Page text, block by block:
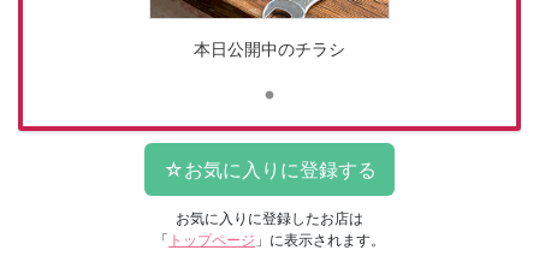
本日公開中のチラシ
お気に入りに登録したお店は
「 トップページ 」に表示されます。